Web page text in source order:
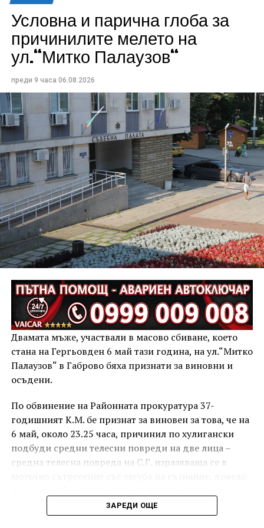
Условна и парична глоба за
причинилите мелето на
ул.“Митко Палаузов“
преди 9 часа 06.08.2026
Двамата мъже, участвали в масово сбиване, което
стана на Гергьовден 6 май тази година, на ул.“Митко
Палаузов“ в Габрово бяха признати за виновни и
осъдени.
По обвинение на Районната прокуратура 37-
годишният К.М. бе признат за виновен за това, че на
6 май, около 23.25 часа, причинил по хулигански
подбуди средни телесни повреди на две лица –
средна телесна повреда на С.Г. изразяваща се в
живота, и лека телесна повреда на Х.С., която бе с
порезна рана на петия пръст на дясната ръка,
ЗАРЕДИ ОЩЕ